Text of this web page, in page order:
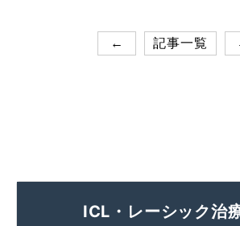
← 記事一覧
ICL・レーシック治